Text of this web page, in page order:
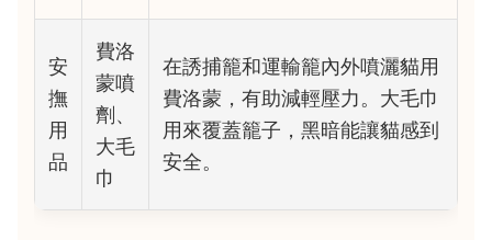
安
撫
用
品
費洛
蒙噴
劑、
大毛
巾
在誘捕籠和運輸籠內外噴灑貓用
費洛蒙，有助減輕壓力。大毛巾
用來覆蓋籠子，黑暗能讓貓感到
安全。